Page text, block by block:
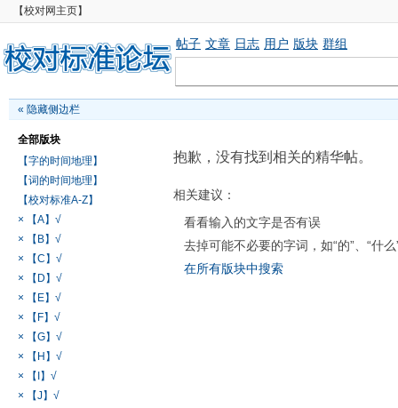
【校对网主页】
帖子 文章 日志 用户 版块 群组
« 隐藏侧边栏
全部版块
【字的时间地理】
【词的时间地理】
【校对标准A-Z】
× 【A】√
× 【B】√
× 【C】√
× 【D】√
× 【E】√
× 【F】√
× 【G】√
× 【H】√
× 【I】√
× 【J】√
抱歉，没有找到相关的精华帖。
相关建议：
看看输入的文字是否有误
去掉可能不必要的字词，如“的”、“什么
在所有版块中搜索